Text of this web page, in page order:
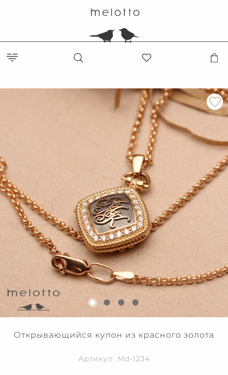
Открывающийся кулон из красного золота
Артикул: Md-1234